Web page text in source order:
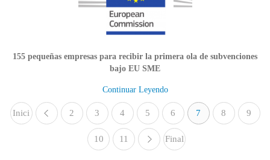
155 pequeñas empresas para recibir la primera ola de subvenciones
bajo EU SME
Continuar Leyendo
Inici «
2 3 4 5 6 7 8 9
10 11 »
Final